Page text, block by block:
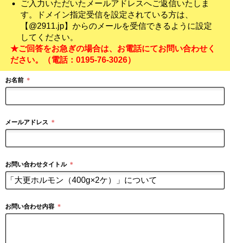
ご入力いただいたメールアドレスへご返信いたしま
す。ドメイン指定受信を設定されている方は、
【@2911.jp】からのメールを受信できるように設定
してください。
★ご回答をお急ぎの場合は、お電話にてお問い合わせく
ださい。（電話：0195-76-3026）
お名前 ＊
メールアドレス ＊
お問い合わせタイトル ＊
お問い合わせ内容 ＊